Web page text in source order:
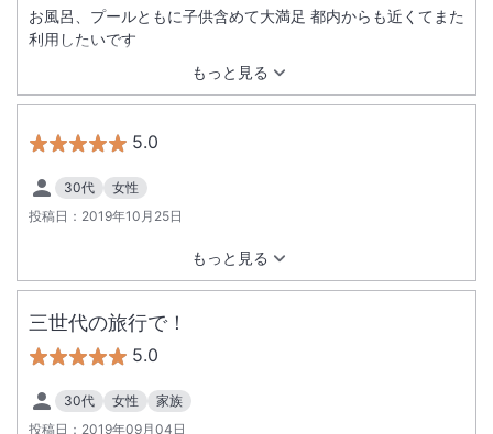
もっと見る
お風呂、プールともに子供含めて大満足 都内からも近くてまた
利用したいです
5.0
30代
女性
投稿日： 2019年10月25日
もっと見る
三世代の旅行で！
5.0
30代 女性
家族
投稿日： 2019年09月04日